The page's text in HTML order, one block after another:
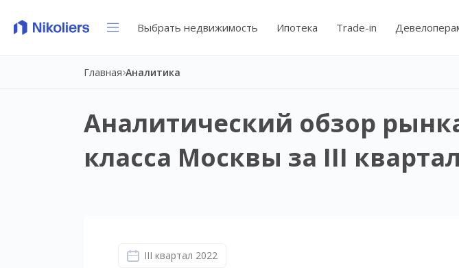
Выбрать недвижимость Ипотека Trade-in
Главная Аналитика
Аналитический обзор
класса Москвы за III
III квартал 2022